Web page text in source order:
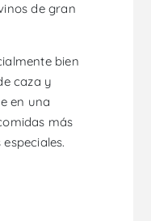
de gran
bien
caza y
en una
más